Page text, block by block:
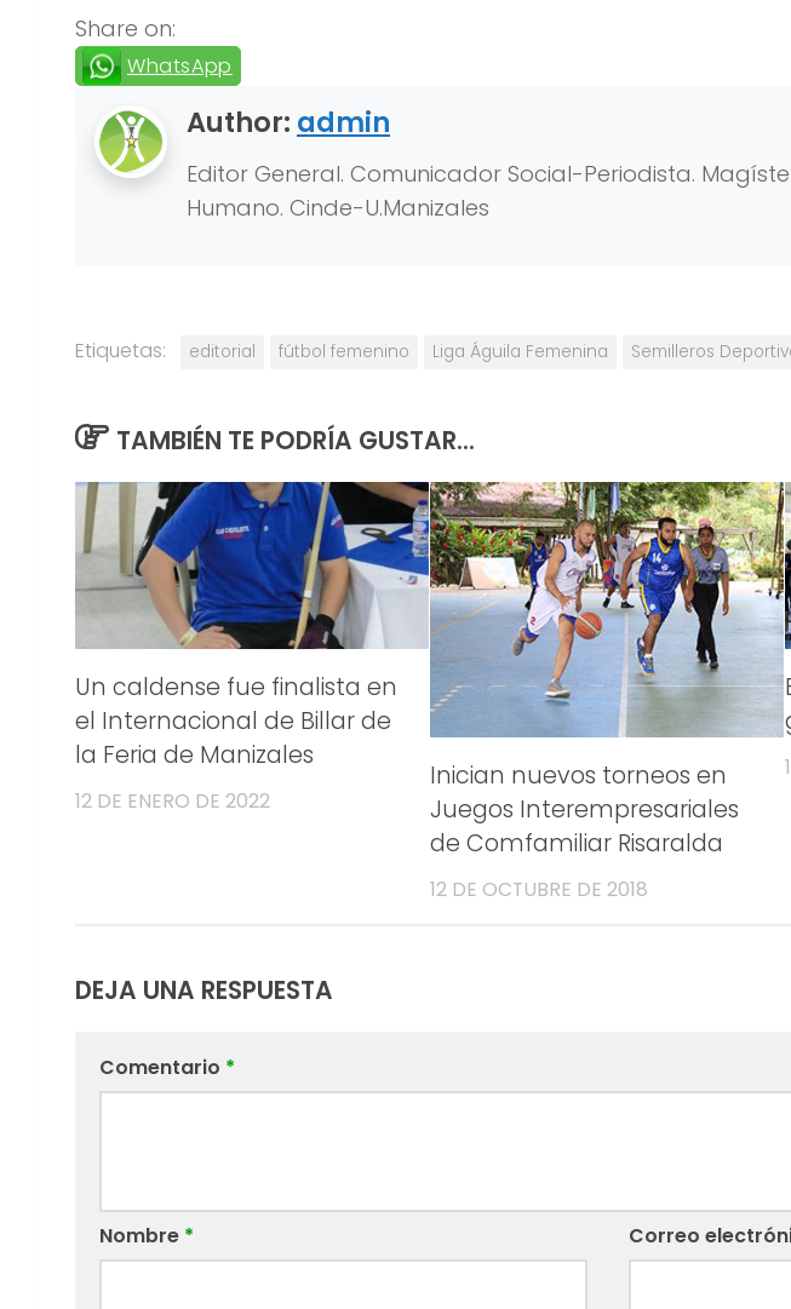
Share on:
WhatsApp
Author: admin
Editor General. Comunicador Social-Periodista.
Humano. Cinde-U.Manizales
Etiquetas: editorial fútbol femenino Liga Águila Femenina Semilleros
TAMBIÉN TE PODRÍA GUSTAR...
Un caldense fue finalista en
el Internacional de Billar de
la Feria de Manizales
12 DE ENERO DE 2022
Inician nuevos torneos en
Juegos Interempresariales
de Comfamiliar Risaralda
12 DE OCTUBRE DE 2018
DEJA UNA RESPUESTA
Comentario *
Nombre * Correo